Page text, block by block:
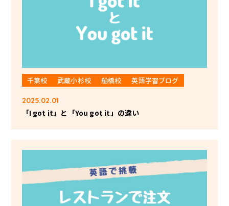
千葉校 武蔵小杉校 船橋校 英語学習ブログ
2025.02.01
「I got it」と「You got it」の違い